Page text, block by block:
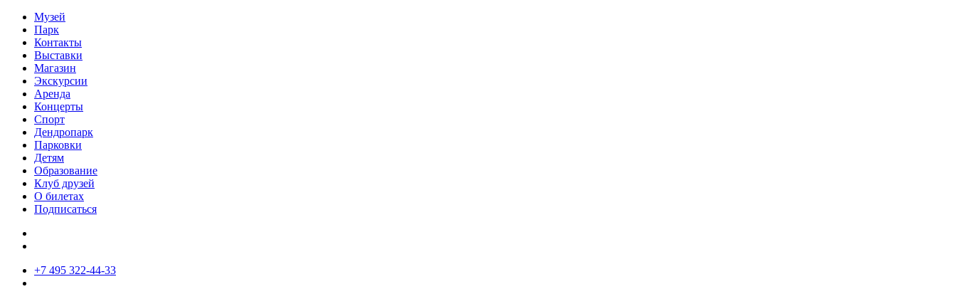
Музей
Парк
Контакты
Выставки
Магазин
Экскурсии
Аренда
Концерты
Спорт
Дендропарк
Парковки
Детям
Образование
Клуб друзей
О билетах
Подписаться
+7 495 322-44-33